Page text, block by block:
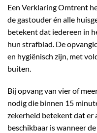
Een Verklaring Omtrent
de gastouder én alle
betekent dat iedereen in
hun strafblad. De
en hygiënisch zijn, met
buiten.
Bij opvang van vier of
nodig die binnen 15
zekerheid betekent dat
beschikbaar is wanneer